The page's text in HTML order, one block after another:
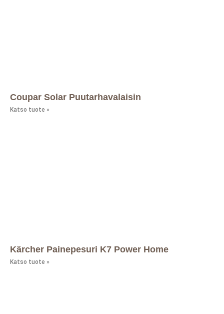
Coupar Solar Puutarhavalaisin
Katso tuote »
Kärcher Painepesuri K7 Power Home
Katso tuote »